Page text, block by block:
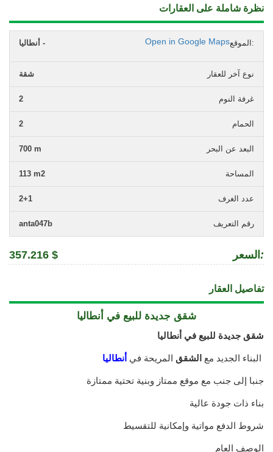
نظرة شاملة على العقارات
الموقع: أنطاليا - Open in Google Maps
نوع آخر للعقار شقة
غرفة النوم 2
الحمام 2
البعد عن البحر 700 m
المساحة 113 m2
عدد الغرف 2+1
رقم التعريف anta047b
السعر :
357.216 $
تفاصيل العقار
شقق جديدة للبيع في أنطاليا
شقق جديدة للبيع في أنطاليا
البناء الجديد مع الشقق المريحة في أنطاليا
جنبا إلى جنب مع موقع ممتاز وبنية تحتية ممتازة
بناء ذات جودة عالية
شروط الدفع مواتية وإمكانية للتقسيط
الوصف العام